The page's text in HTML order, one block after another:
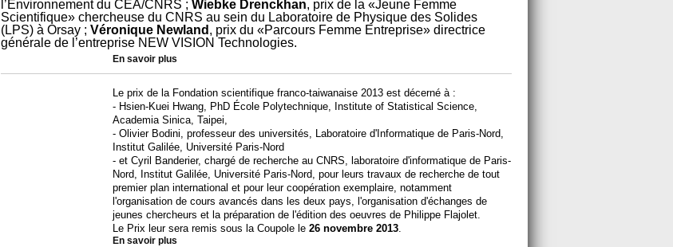
l’Environnement du CEA/CNRS ; Wiebke Drenckhan, prix de la «Jeune Femme
Scientifique» chercheuse du CNRS au sein du Laboratoire de Physique des Solides
(LPS) à Orsay ; Véronique Newland , prix du «Parcours Femme Entreprise» directrice
générale de l’entreprise NEW VISION Technologies.
En savoir plus
Le prix de la Fondation scientifique franco-taiwanaise 2013 est décerné à :
- Hsien-Kuei Hwang, PhD École Polytechnique, Institute of Statistical Science,
Academia Sinica, Taipei,
- Olivier Bodini, professeur des universités, Laboratoire d'Informatique de Paris-Nord,
Institut Galilée, Université Paris-Nord
- et Cyril Banderier, chargé de recherche au CNRS, laboratoire d'informatique de Paris-
Nord, Institut Galilée, Université Paris-Nord, pour leurs travaux de recherche de tout
premier plan international et pour leur coopération exemplaire, notamment
l'organisation de cours avancés dans les deux pays, l'organisation d'échanges de
jeunes chercheurs et la préparation de l'édition des oeuvres de Philippe Flajolet.
Le Prix leur sera remis sous la Coupole le 26 novembre 2013.
En savoir plus